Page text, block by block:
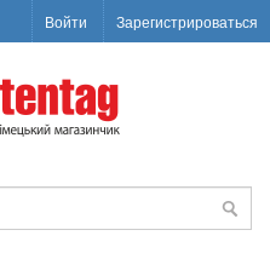
Войти Зарегистрироваться